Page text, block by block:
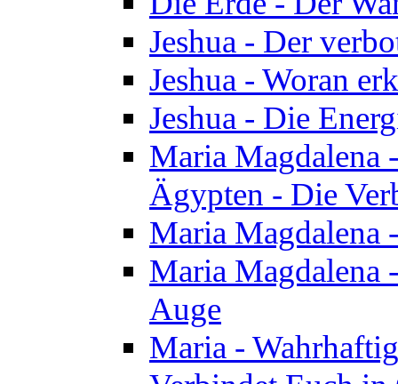
Jeshua - Der
Jeshua - Woran
Jeshua - Die
Maria Magdalena
Ägypten - Die
Maria Magdalena
Maria Magdalena
Auge
Maria -